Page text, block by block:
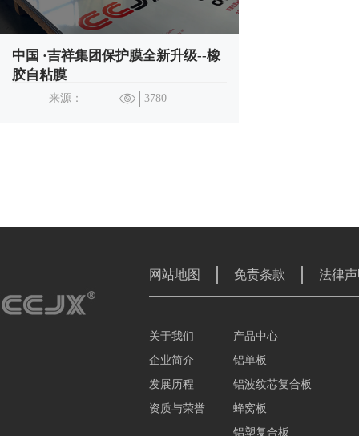
中国 ·吉祥集团保护膜全新升级--橡
胶自粘膜
来源： 3780
网站地图 免责条款 法律
关于我们
企业简介
发展历程
资质与荣誉
产品中心
铝单板
铝波纹芯复合板
蜂窝板
铝塑复合板